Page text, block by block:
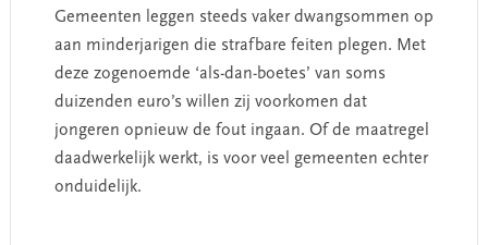
Gemeenten leggen steeds vaker dwangsommen op
aan minderjarigen die strafbare feiten plegen. Met
deze zogenoemde ‘als-dan-boetes’ van soms
duizenden euro’s willen zij voorkomen dat
jongeren opnieuw de fout ingaan. Of de maatregel
daadwerkelijk werkt, is voor veel gemeenten echter
onduidelijk.